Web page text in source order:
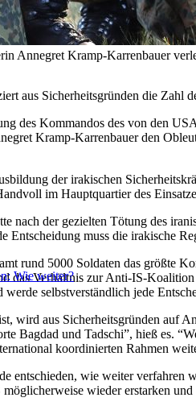
Annegret Kramp-Karrenbauer
aus Sicherheitsgründen die Zahl
des Kommandos des von den
Kramp-Karrenbauer den
der irakischen
im Hauptquartier des
nach der gezielten Tötung des
Entscheidung muss die irakische
Wie weiter?
rund 5000 Soldaten das größte
das Verhältnis zur Anti-IS-
selbstverständlich jede
wird aus Sicherheitsgründen auf
Bagdad und Tadschi”, hieß es.
koordinierten Rahmen
entschieden, wie weiter
wieder erstarken